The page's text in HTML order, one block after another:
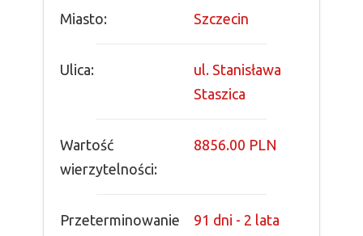
Miasto: Szczecin
Ulica:
ul. Stanisława
Staszica
Wartość
wierzytelności:
8856.00 PLN
Przeterminowanie 91 dni - 2 lata